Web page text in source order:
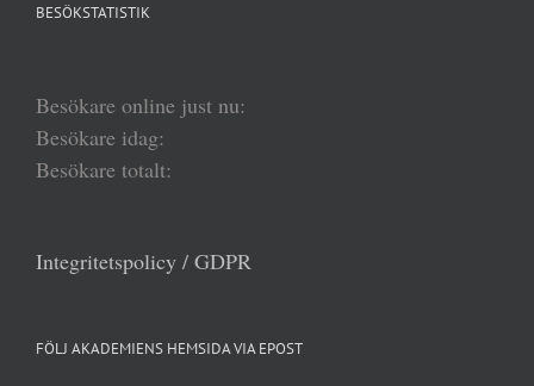
BESÖKSTATISTIK
Besökare online just nu:
Besökare idag:
Besökare totalt:
Integritetspolicy / GDPR
FÖLJ AKADEMIENS HEMSIDA VIA EPOST